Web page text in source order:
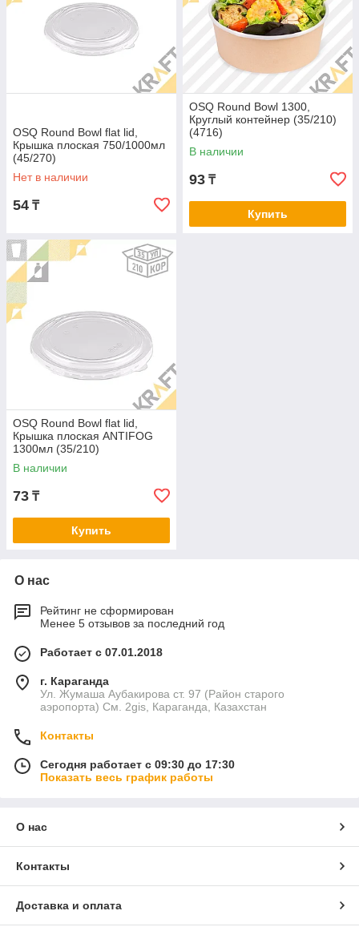
OSQ Round Bowl flat lid,
Крышка плоская 750/1000мл
(45/270)
Нет в наличии
54 ₸
OSQ Round Bowl 1300,
Круглый контейнер (35/210)
(4716)
В наличии
93 ₸
Купить
OSQ Round Bowl flat lid,
Крышка плоская ANTIFOG
1300мл (35/210)
В наличии
73 ₸
Купить
О нас
Рейтинг не сформирован
Менее 5 отзывов за последний год
Работает с 07.01.2018
г. Караганда
Ул. Жумаша Аубакирова ст. 97 (Район старого
аэропорта) См. 2gis, Караганда, Казахстан
Контакты
Сегодня работает с 09:30 до 17:30
Показать весь график работы
О нас
Контакты
Доставка и оплата